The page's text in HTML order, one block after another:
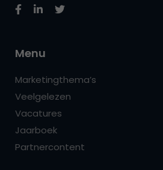
Menu
Marketingthema’s
Veelgelezen
Vacatures
Jaarboek
Partnercontent